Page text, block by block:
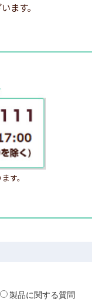
ます。
す。